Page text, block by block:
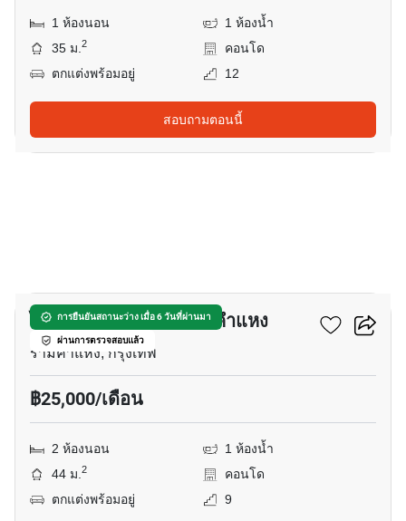
1 ห้องนอน
1 ห้องน้ำ
35 ม.2
คอนโด
ตกแต่งพร้อมอยู่
12
สอบถามตอนนี้
การยืนยันสถานะว่าง เมื่อ 6 วันที่ผ่านมา
ผ่านการตรวจสอบแล้ว
ไนท์บริดจ์ คอลลาจ รามคำแหง
รามคำแหง, กรุงเทพ
฿25,000/เดือน
2 ห้องนอน
1 ห้องน้ำ
44 ม.2
คอนโด
ตกแต่งพร้อมอยู่
9